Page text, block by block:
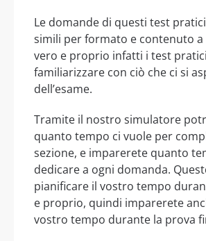
Le domande di questi test
simili per formato e contenuto
vero e proprio infatti i test
familiarizzare con ciò che ci si
dell’esame.
Tramite il nostro simulatore
quanto tempo ci vuole per
sezione, e imparerete quanto
dedicare a ogni domanda.
pianificare il vostro tempo
e proprio, quindi imparerete
vostro tempo durante la prova